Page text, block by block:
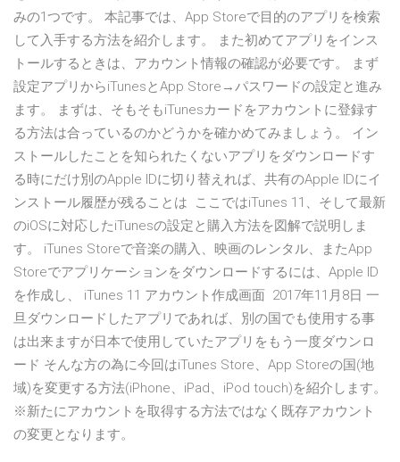
みの1つです。 本記事では、App Storeで目的のアプリを検索
して入手する方法を紹介します。 また初めてアプリをインス
トールするときは、アカウント情報の確認が必要です。 まず
設定アプリからiTunesとApp Store→パスワードの設定と進み
ます。 まずは、そもそもiTunesカードをアカウントに登録す
る方法は合っているのかどうかを確かめてみましょう。 イン
ストールしたことを知られたくないアプリをダウンロードす
る時にだけ別のApple IDに切り替えれば、共有のApple IDにイ
ンストール履歴が残ることは ここではiTunes 11、そして最新
のiOSに対応したiTunesの設定と購入方法を図解で説明しま
す。 iTunes Storeで音楽の購入、映画のレンタル、またApp
Storeでアプリケーションをダウンロードするには、Apple ID
を作成し、 iTunes 11 アカウント作成画面 2017年11月8日 一
旦ダウンロードしたアプリであれば、別の国でも使用する事
は出来ますが日本で使用していたアプリをもう一度ダウンロ
ード そんな方の為に今回はiTunes Store、App Storeの国(地
域)を変更する方法(iPhone、iPad、iPod touch)を紹介します。
※新たにアカウントを取得する方法ではなく既存アカウント
の変更となります。